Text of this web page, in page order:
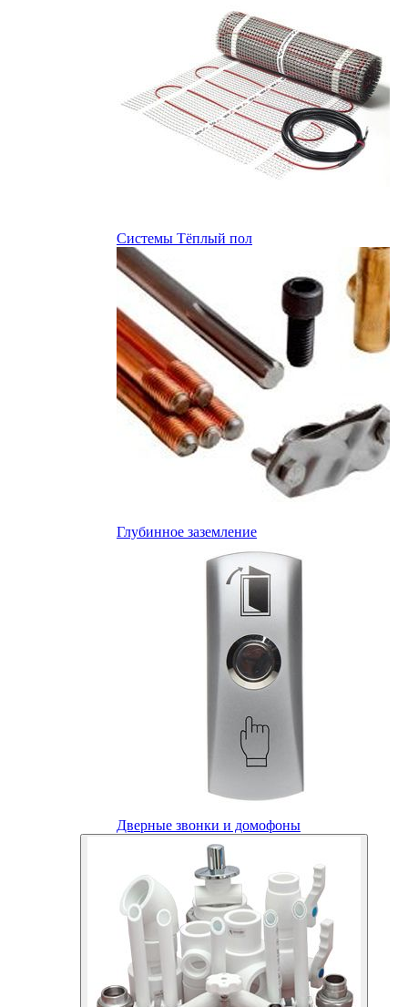
Системы Тёплый пол
Глубинное заземление
Дверные звонки и домофоны